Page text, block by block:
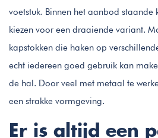
voetstuk. Binnen het aanbod staande
kiezen voor een draaiende variant.
kapstokken die haken op
echt iedereen goed gebruik kan
de hal. Door veel met metaal te
een strakke vormgeving.
Er is altijd een